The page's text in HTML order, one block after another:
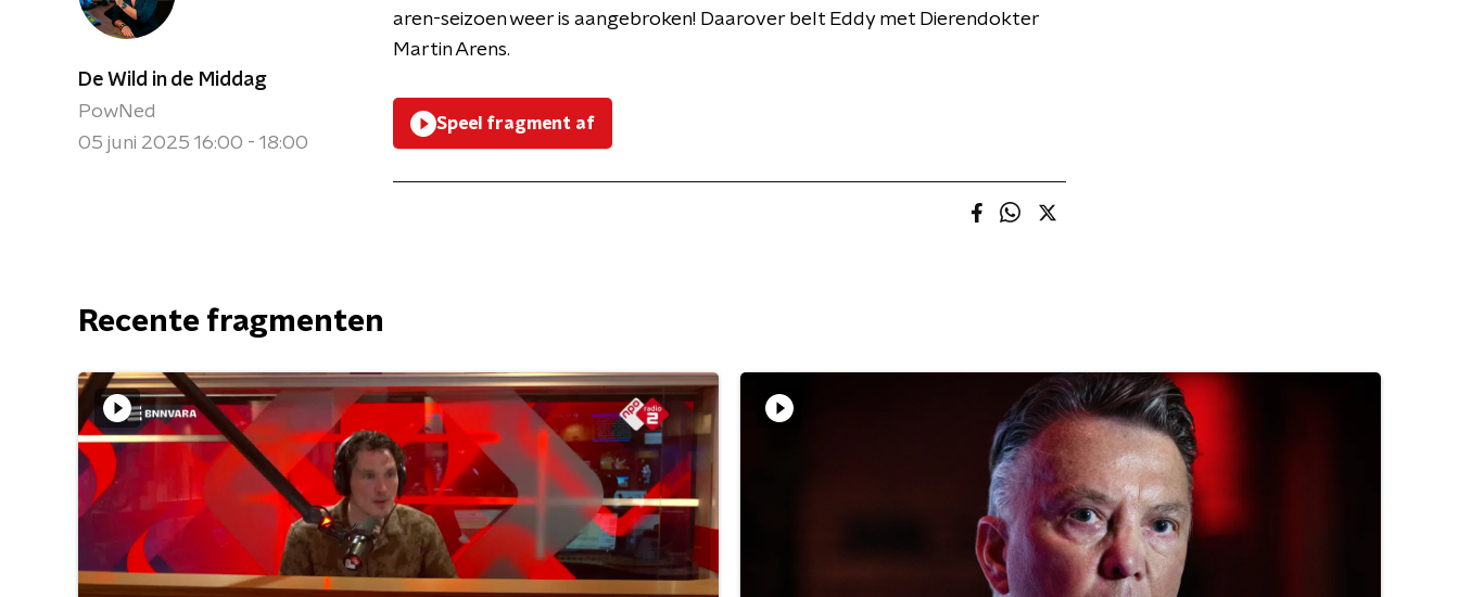
De Wild in de Middag
PowNed
05 juni 2025 16:00 - 18:00
aren-seizoen weer is aangebroken! Daarover belt Eddy met Dierendokter
Martin Arens.
Speel fragment af
Recente fragmenten